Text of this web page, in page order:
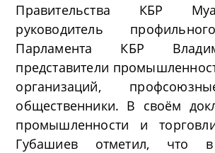
Правительства КБР
руководитель
Парламента КБР
представители
организаций,
общественники. В своём
промышленности и
Губашиев отметил, что